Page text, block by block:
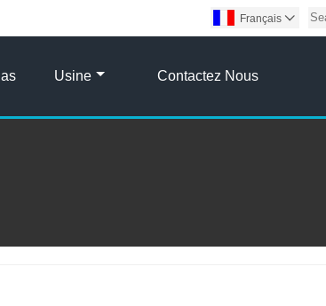
Français 
Usine Contactez Nous